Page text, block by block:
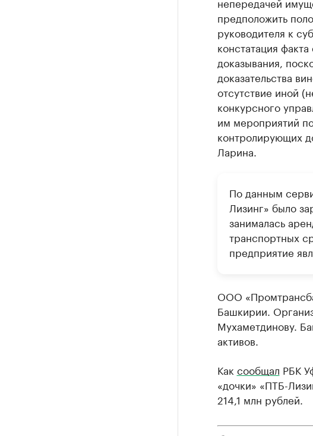
предположить
руководителя к
констатация
доказывания,
доказательства
отсутствие иной
конкурсного
им мероприятий
контролирующих
Ларина.
По данным
Лизинг» было
занималась
транспортных
предприятие
ООО
Башкирии.
Мухаметдинову.
активов.
Как сообщал РБК
«дочки» «ПТБ-
214,1 млн рублей.